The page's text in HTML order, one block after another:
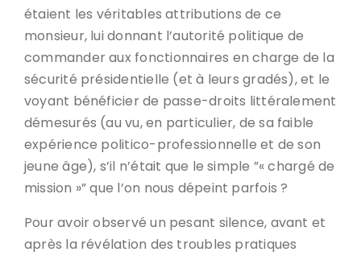
étaient les véritables attributions de ce
monsieur, lui donnant l’autorité politique de
commander aux fonctionnaires en charge de la
sécurité présidentielle (et à leurs gradés), et le
voyant bénéficier de passe-droits littéralement
démesurés (au vu, en particulier, de sa faible
expérience politico-professionnelle et de son
jeune âge), s’il n’était que le simple ”« chargé de
mission »” que l’on nous dépeint parfois ?
Pour avoir observé un pesant silence, avant et
après la révélation des troubles pratiques